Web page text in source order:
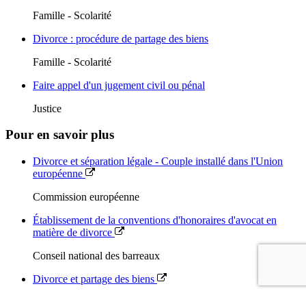
Famille - Scolarité
Divorce : procédure de partage des biens
Famille - Scolarité
Faire appel d'un jugement civil ou pénal
Justice
Pour en savoir plus
Divorce et séparation légale - Couple installé dans l'Union
européenne
Commission européenne
Établissement de la conventions d'honoraires d'avocat en
matière de divorce
Conseil national des barreaux
Divorce et partage des biens